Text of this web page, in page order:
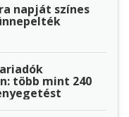
napját színes
több mint 240